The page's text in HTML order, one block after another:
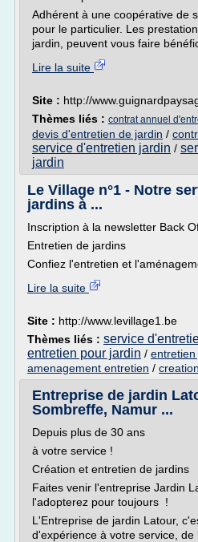
Adhérent à une coopérative de
pour le particulier. Les
jardin, peuvent vous faire
Lire la suite
Site : http://
Thèmes liés : contrat annuel
devis d'entretien de jardin /
service d'entretien jardin /
jardin
Le Village n°1 - Notre
jardins à ...
Inscription à la newsletter Back
Entretien de jardins
Confiez l'entretien et
Lire la suite
Site : http://www.levillage1.be
Thèmes liés : service
entretien pour jardin /
amenagement entretien /
Entreprise de jardin
Sombreffe, Namur ...
Depuis plus de 30 ans
à votre service !
Création et entretien de jardins
Faites venir l'entreprise Jardin
l'adopterez pour toujours !
L'Entreprise de jardin Latour,
d'expérience à votre service,